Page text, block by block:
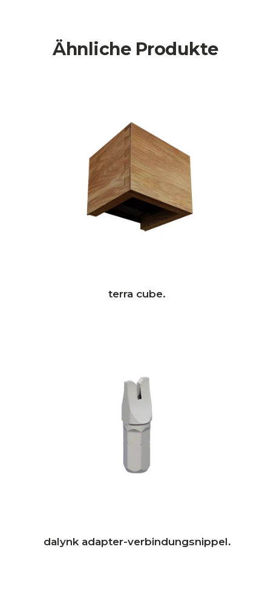
Ähnliche Produkte
terra cube.
dalynk adapter-verbindungsnippel.